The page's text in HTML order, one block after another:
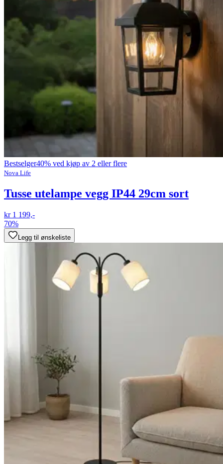
Bestselger40% ved kjøp av 2 eller flere
Nova Life
Tusse utelampe vegg IP44 29cm sort
kr 1 199,-
70%
Legg til ønskeliste